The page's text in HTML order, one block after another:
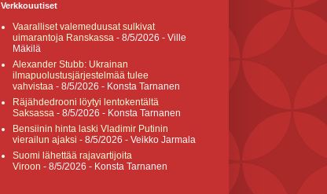
Verkkouutiset
Vaaralliset valemeduusat sulkivat
uimarantoja Ranskassa - 8/5/2026 - Ville
Mäkilä
Alexander Stubb: Ukrainan
ilmapuolustusjärjestelmää tulee
vahvistaa - 8/5/2026 - Konsta Tarnanen
Räjähdedrooni löytyi lentokentältä
Saksassa - 8/5/2026 - Konsta Tarnanen
Bensiinin hinta laski Vladimir Putinin
vierailun ajaksi - 8/5/2026 - Veikko Jarmala
Suomi lähettää rajavartijoita
Viroon - 8/5/2026 - Konsta Tarnanen